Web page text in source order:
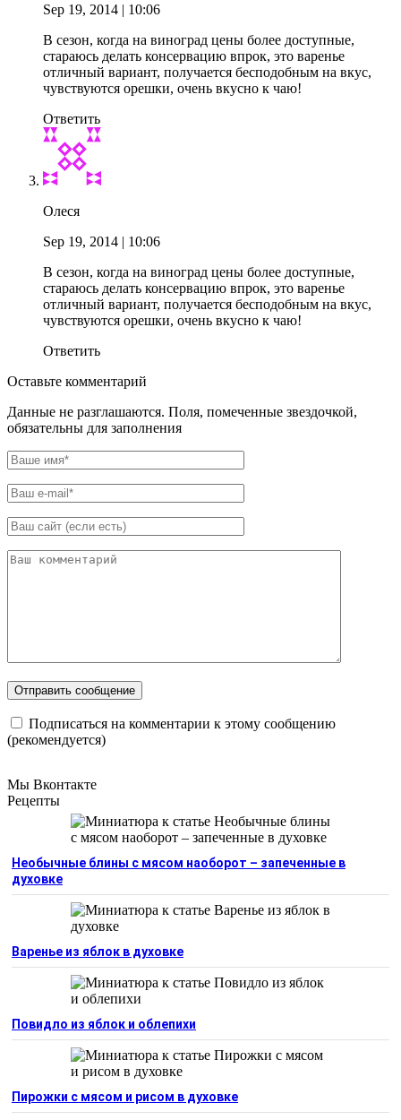
Sep 19, 2014 | 10:06
В сезон, когда на виноград цены более доступные,
стараюсь делать консервацию впрок, это варенье
отличный вариант, получается бесподобным на вкус,
чувствуются орешки, очень вкусно к чаю!
Ответить
Олеся
Sep 19, 2014 | 10:06
В сезон, когда на виноград цены более доступные,
стараюсь делать консервацию впрок, это варенье
отличный вариант, получается бесподобным на вкус,
чувствуются орешки, очень вкусно к чаю!
Ответить
Оставьте комментарий
Данные не разглашаются. Поля, помеченные звездочкой,
обязательны для заполнения
Подписаться на комментарии к этому сообщению
(рекомендуется)
Мы Вконтакте
Рецепты
Необычные блины с мясом наоборот – запеченные в
духовке
Варенье из яблок в духовке
Повидло из яблок и облепихи
Пирожки с мясом и рисом в духовке